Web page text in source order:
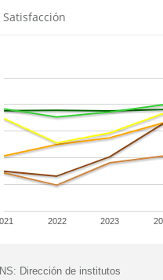
Satisfacción
2022 2023
Dirección de institutos